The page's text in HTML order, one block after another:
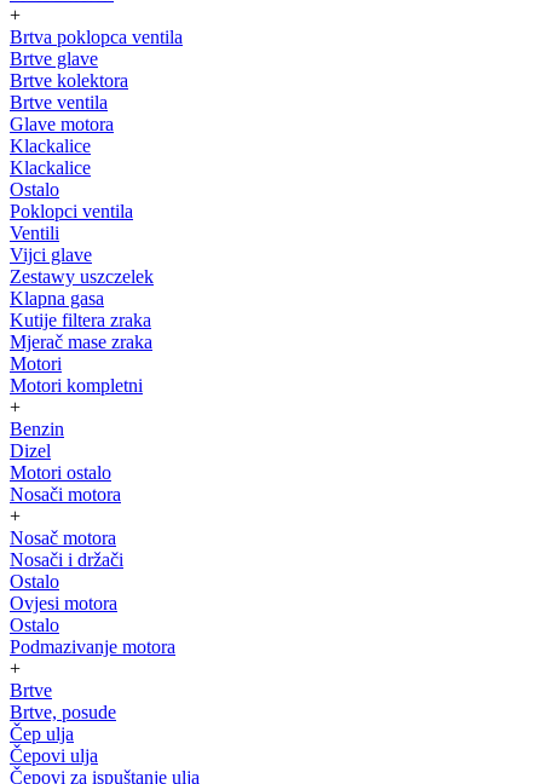
+
Brtva poklopca ventila
Brtve glave
Brtve kolektora
Brtve ventila
Glave motora
Klackalice
Klackalice
Ostalo
Poklopci ventila
Ventili
Vijci glave
Zestawy uszczelek
Klapna gasa
Kutije filtera zraka
Mjerač mase zraka
Motori
Motori kompletni
+
Benzin
Dizel
Motori ostalo
Nosači motora
+
Nosač motora
Nosači i držači
Ostalo
Ovjesi motora
Ostalo
Podmazivanje motora
+
Brtve
Brtve, posude
Čep ulja
Čepovi ulja
Čepovi za ispuštanje ulja